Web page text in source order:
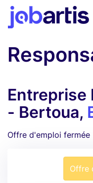
Entreprise
- Bertoua,
Offre d'emploi fermée
Offre